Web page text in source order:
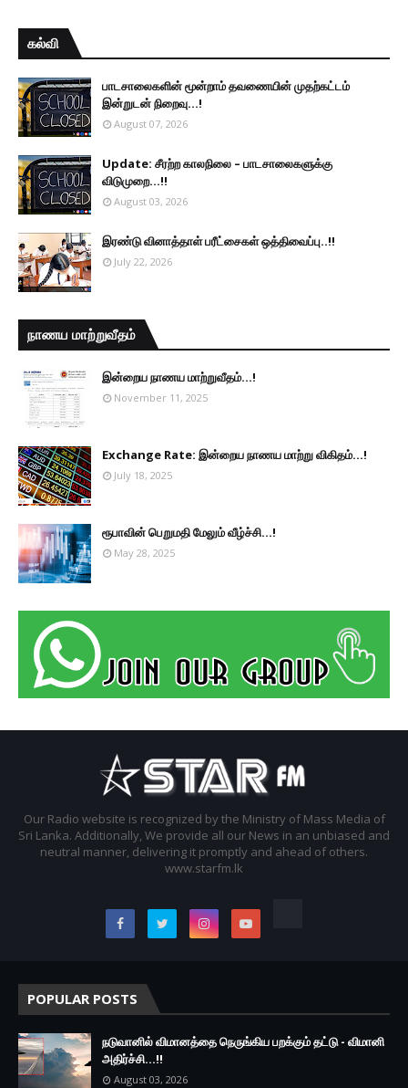
கல்வி
பாடசாலைகளின் மூன்றாம் தவணையின் முதற்கட்டம்
இன்றுடன் நிறைவு...!
August 07, 2026
Update: சீரற்ற காலநிலை – பாடசாலைகளுக்கு
விடுமுறை...!!
August 03, 2026
இரண்டு வினாத்தாள் பரீட்சைகள் ஒத்திவைப்பு..!!
July 22, 2026
நாணய மாற்றுவீதம்
இன்றைய நாணய மாற்றுவீதம்...!
November 11, 2025
Exchange Rate: இன்றைய நாணய மாற்று விகிதம்...!
July 18, 2025
ரூபாவின் பெறுமதி மேலும் வீழ்ச்சி...!
May 28, 2025
Our Radio website is recognized by the Ministry of Mass Media of
Sri Lanka. Additionally, We provide all our News in an unbiased and
neutral manner, delivering it promptly and ahead of others.
www.starfm.lk
POPULAR POSTS
நடுவானில் விமானத்தை நெருங்கிய பறக்கும் தட்டு - விமானி
அதிர்ச்சி...!!
August 03, 2026